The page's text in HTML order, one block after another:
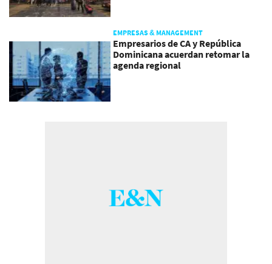
EMPRESAS & MANAGEMENT
Empresarios de CA y República
Dominicana acuerdan retomar la
agenda regional